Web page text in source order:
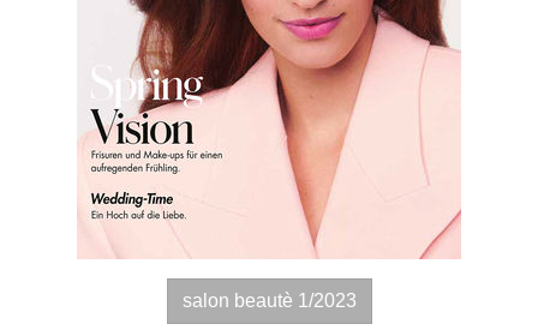
salon beautè 1/2023